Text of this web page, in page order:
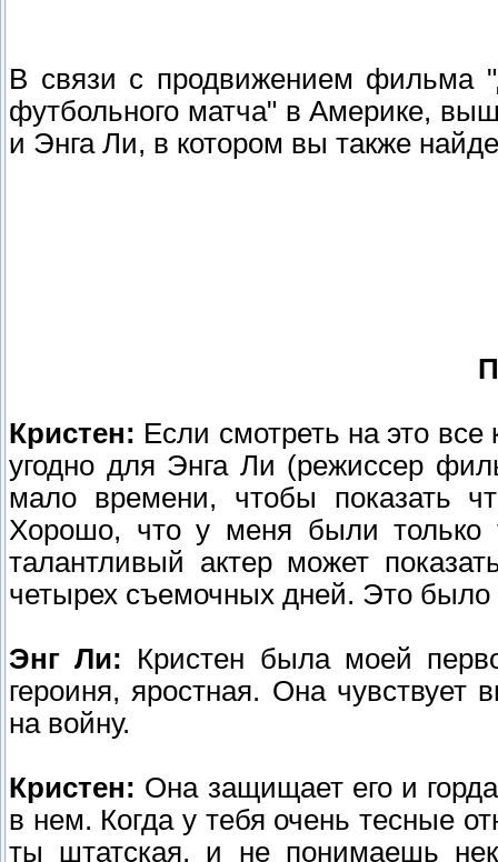
В связи с продвижением фильма
футбольного матча" в Америке,
и Энга Ли, в котором вы также
Кристен: Если смотреть на это все
угодно для Энга Ли (режиссер
мало времени, чтобы показать
Хорошо, что у меня были только
талантливый актер может
четырех съемочных дней. Это
Энг Ли: Кристен была моей
героиня, яростная. Она чувствует
на войну.
Кристен: Она защищает его и
в нем. Когда у тебя очень тесные
ты штатская, и не понимаешь